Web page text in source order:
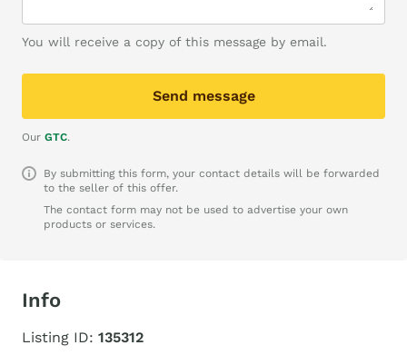
You will receive a copy of this message by email.
Send message
Our GTC.
By submitting this form, your contact details will be forwarded
to the seller of this offer.
The contact form may not be used to advertise your own
products or services.
Info
Listing ID: 135312